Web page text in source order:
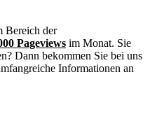
Bereich der
Pageviews im Monat. Sie
Dann bekommen Sie bei uns
Informationen an